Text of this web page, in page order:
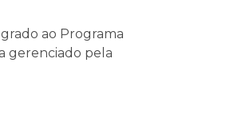
ao Programa
gerenciado pela